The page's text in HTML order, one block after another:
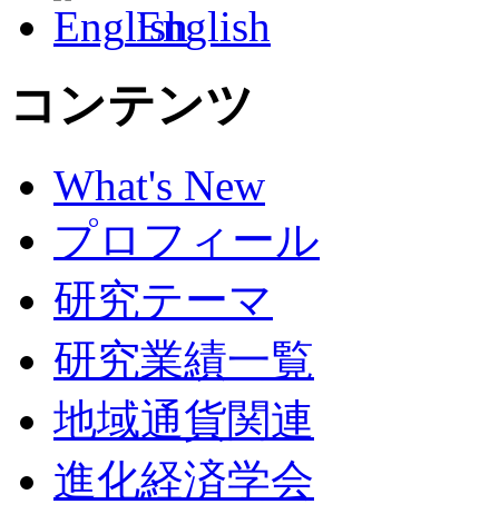
English
コンテンツ
What's New
プロフィール
研究テーマ
研究業績一覧
地域通貨関連
進化経済学会